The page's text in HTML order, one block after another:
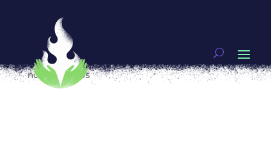
Justicia para las mujeres. Agenda para el nuevo
gobierno
porFernanda Muñoz Video,
Vivas
nos queremos